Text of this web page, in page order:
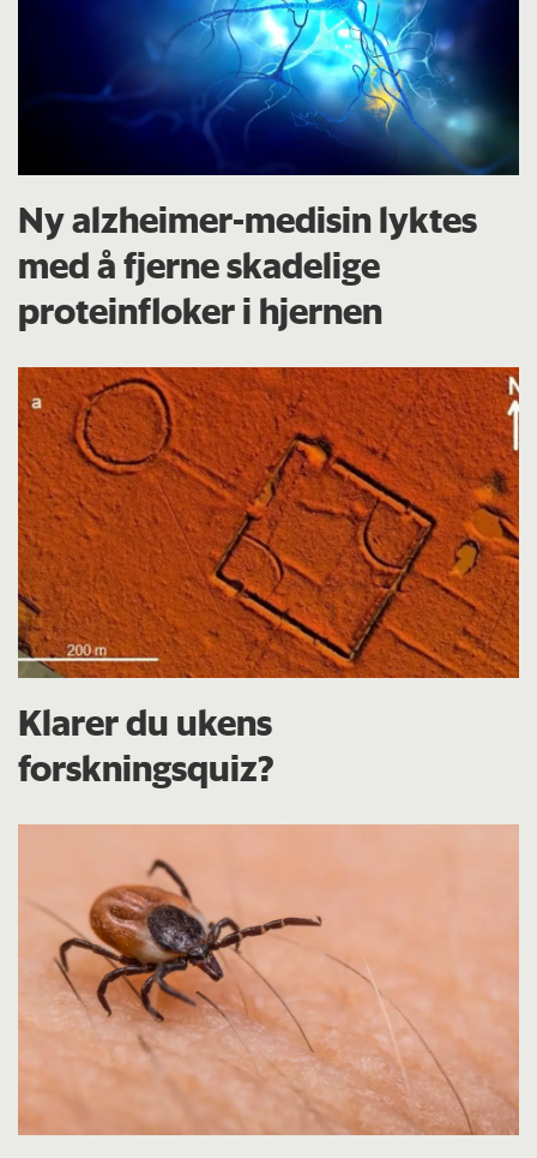
Ny alzheimer-medisin lyktes
med å fjerne skadelige
proteinfloker i hjernen
Klarer du ukens
forskningsquiz?